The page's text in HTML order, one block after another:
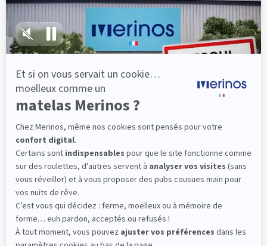
épaules, le dos et le bassin qui reposent sur ses
lattes, vous évitez les douleurs au petit matin.
(10 avis)
Dès 501,00 €
Découvrir
Livraison gratuite
Fabrication Française